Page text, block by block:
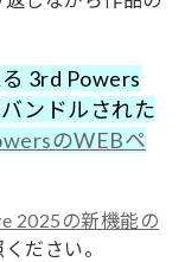
3rd Powers
ンドルされた
のWEBペ
2025の新機能の
ださい。